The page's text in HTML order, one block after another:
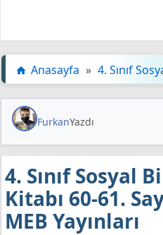
Anasayfa » 4. Sınıf
FurkanYazdı
4. Sınıf Sosyal
Kitabı 60-61.
MEB Yayınları